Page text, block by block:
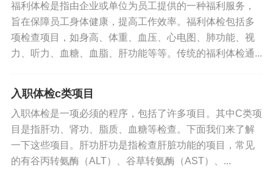
福利体检是指由企业或单位为员工提供的一种福利服务，
旨在保障员工身体健康，提高工作效率。福利体检包括多
项检查项目，如身高、体重、血压、心电图、肺功能、视
力、听力、血糖、血脂、肝功能等等。传统的福利体检通...
入职体检c类项目
入职体检是一项必须的程序，包括了许多项目。其中C类项
目是指肝功、肾功、脂质、血糖等检查。下面我们来了解
一下这些项目。肝功肝功是指检查肝脏功能的项目，常见
的有谷丙转氨酶（ALT）、谷草转氨酶（AST）、...